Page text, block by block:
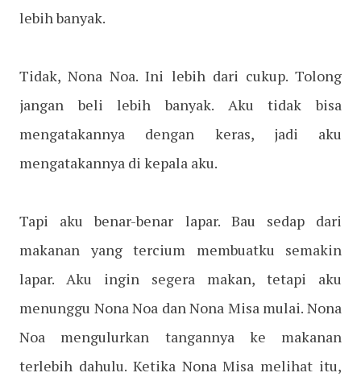
lebih banyak.
Tidak, Nona Noa. Ini lebih dari cukup. Tolong
jangan beli lebih banyak. Aku tidak bisa
mengatakannya dengan keras, jadi aku
mengatakannya di kepala aku.
Tapi aku benar-benar lapar. Bau sedap dari
makanan yang tercium membuatku semakin
lapar. Aku ingin segera makan, tetapi aku
menunggu Nona Noa dan Nona Misa mulai. Nona
Noa mengulurkan tangannya ke makanan
terlebih dahulu. Ketika Nona Misa melihat itu,